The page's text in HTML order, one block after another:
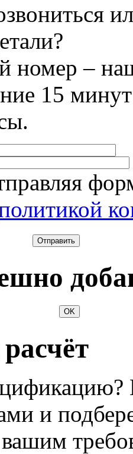
номер –
15
Отправить
OK
и